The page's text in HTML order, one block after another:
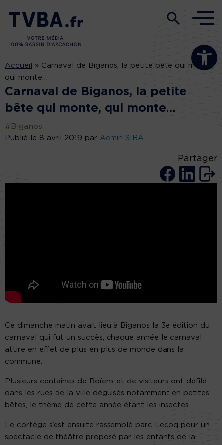
Ouvrir la
Accueil » Carnaval de Biganos, la petite bête qui monte,
qui monte…
Carnaval de Biganos, la petite
bête qui monte, qui monte…
#Biganos
Publié le 8 avril 2019 par Admin SIBA
Partager
Ce dimanche matin avait lieu à Biganos la 3e édition du
carnaval qui fut un succès, chaque année le carnaval
attire en effet de plus en plus de monde dans la
commune.
Plusieurs centaines de Boïens et de visiteurs ont défilé
dans les rues de la ville déguisés notamment en petites
bêtes, le thème de cette année étant les insectes.
Le cortège s’est ensuite rassemblé parc Lecoq pour un
spectacle de théâtre proposé par les enfants de la